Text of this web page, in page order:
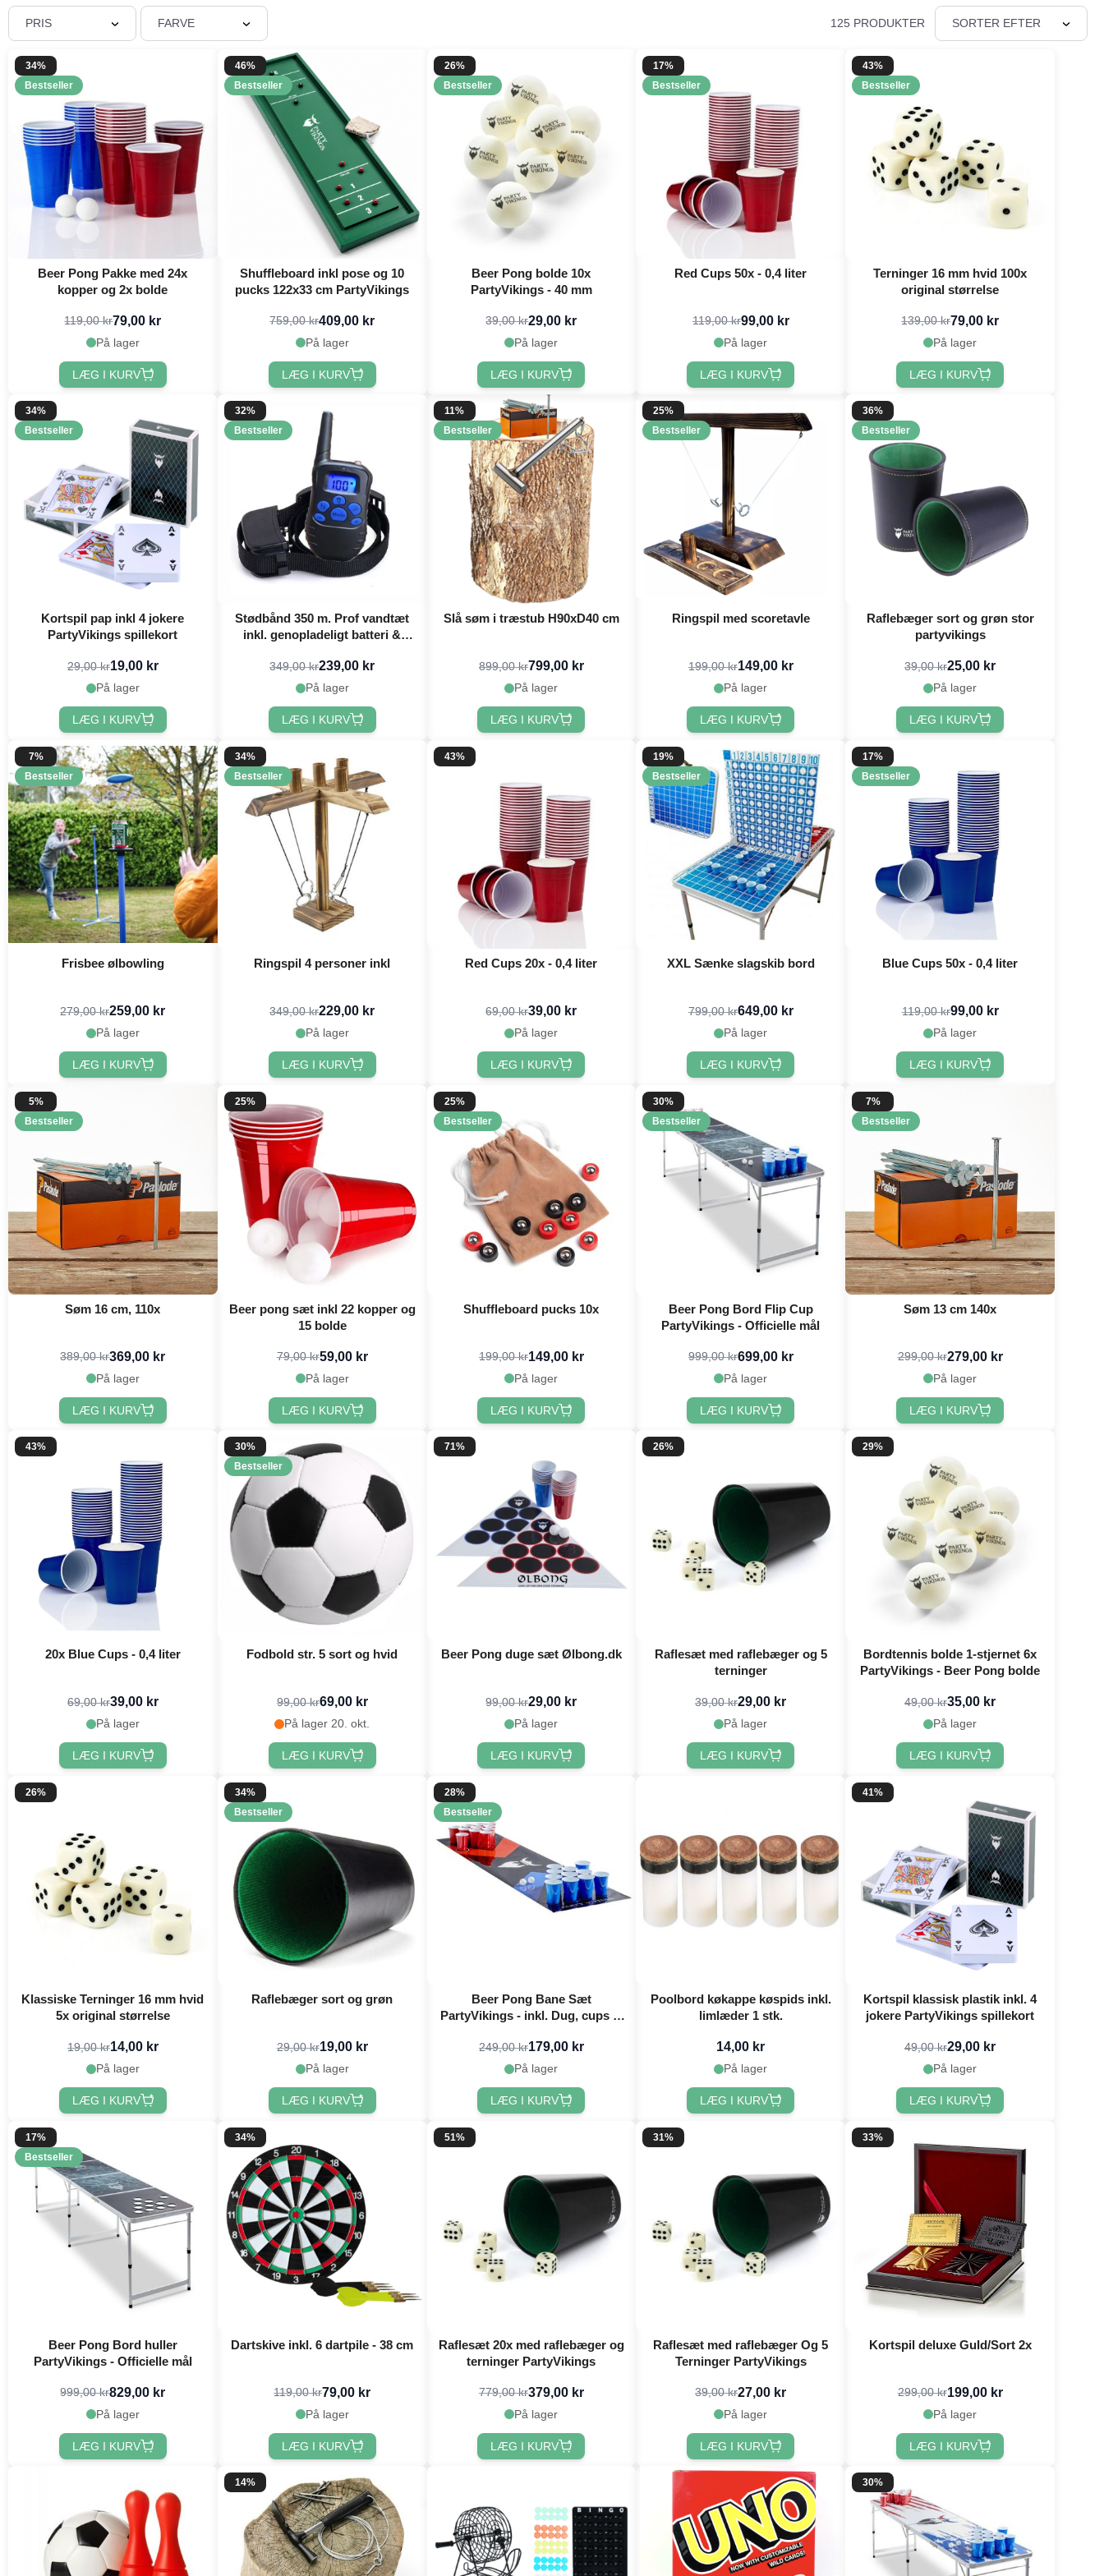
PRIS FARVE 125 PRODUKTER SORTER EFTER
34%
Bestseller
Beer Pong Pakke med 24x
kopper og 2x bolde
119,00 kr79,00 kr
På lager
LÆG I KURV
46%
Bestseller
Shuffleboard inkl pose og 10
pucks 122x33 cm PartyVikings
759,00 kr409,00 kr
På lager
LÆG I KURV
26%
Bestseller
Beer Pong bolde 10x
PartyVikings - 40 mm
39,00 kr29,00 kr
På lager
LÆG I KURV
17%
Bestseller
Red Cups 50x - 0,4 liter
119,00 kr99,00 kr
På lager
LÆG I KURV
43%
Bestseller
Terninger 16 mm hvid 100x
original størrelse
139,00 kr79,00 kr
På lager
LÆG I KURV
34%
Bestseller
Kortspil pap inkl 4 jokere
PartyVikings spillekort
29,00 kr19,00 kr
På lager
LÆG I KURV
32%
Bestseller
Stødbånd 350 m. Prof vandtæt
inkl. genopladeligt batteri &
349,00 kr239,00 kr
På lager
LÆG I KURV
11%
Bestseller
Slå søm i træstub H90xD40 cm
899,00 kr799,00 kr
På lager
LÆG I KURV
25%
Bestseller
Ringspil med scoretavle
199,00 kr149,00 kr
På lager
LÆG I KURV
36%
Bestseller
Raflebæger sort og grøn stor
partyvikings
39,00 kr25,00 kr
På lager
LÆG I KURV
7%
Bestseller
Frisbee ølbowling
279,00 kr259,00 kr
På lager
LÆG I KURV
34%
Bestseller
Ringspil 4 personer inkl
349,00 kr229,00 kr
På lager
LÆG I KURV
43%
Red Cups 20x - 0,4 liter
69,00 kr39,00 kr
På lager
LÆG I KURV
19%
Bestseller
XXL Sænke slagskib bord
799,00 kr649,00 kr
På lager
LÆG I KURV
17%
Bestseller
Blue Cups 50x - 0,4 liter
119,00 kr99,00 kr
På lager
LÆG I KURV
5%
Bestseller
Søm 16 cm, 110x
389,00 kr369,00 kr
På lager
LÆG I KURV
25%
Beer pong sæt inkl 22 kopper og
15 bolde
79,00 kr59,00 kr
På lager
LÆG I KURV
25%
Bestseller
Shuffleboard pucks 10x
199,00 kr149,00 kr
På lager
LÆG I KURV
30%
Bestseller
Beer Pong Bord Flip Cup
PartyVikings - Officielle mål
999,00 kr699,00 kr
På lager
LÆG I KURV
7%
Bestseller
Søm 13 cm 140x
299,00 kr279,00 kr
På lager
LÆG I KURV
43%
20x Blue Cups - 0,4 liter
69,00 kr39,00 kr
På lager
LÆG I KURV
30%
Bestseller
Fodbold str. 5 sort og hvid
99,00 kr69,00 kr
På lager 20. okt.
LÆG I KURV
71%
Beer Pong duge sæt Ølbong.dk
99,00 kr29,00 kr
På lager
LÆG I KURV
26%
Raflesæt med raflebæger og 5
terninger
39,00 kr29,00 kr
På lager
LÆG I KURV
29%
Bordtennis bolde 1-stjernet 6x
PartyVikings - Beer Pong bolde
49,00 kr35,00 kr
På lager
LÆG I KURV
26%
Klassiske Terninger 16 mm hvid
5x original størrelse
19,00 kr14,00 kr
På lager
LÆG I KURV
34%
Bestseller
Raflebæger sort og grøn
29,00 kr19,00 kr
På lager
LÆG I KURV
28%
Bestseller
Beer Pong Bane Sæt
PartyVikings - inkl. Dug, cups &
249,00 kr179,00 kr
På lager
LÆG I KURV
Poolbord køkappe køspids inkl.
limlæder 1 stk.
14,00 kr
På lager
LÆG I KURV
41%
Kortspil klassisk plastik inkl. 4
jokere PartyVikings spillekort
49,00 kr29,00 kr
På lager
LÆG I KURV
17%
Bestseller
Beer Pong Bord huller
PartyVikings - Officielle mål
999,00 kr829,00 kr
På lager
LÆG I KURV
34%
Dartskive inkl. 6 dartpile - 38 cm
119,00 kr79,00 kr
På lager
LÆG I KURV
51%
Raflesæt 20x med raflebæger og
terninger PartyVikings
779,00 kr379,00 kr
På lager
LÆG I KURV
31%
Raflesæt med raflebæger Og 5
Terninger PartyVikings
39,00 kr27,00 kr
På lager
LÆG I KURV
33%
Kortspil deluxe Guld/Sort 2x
299,00 kr199,00 kr
På lager
LÆG I KURV
14% 30%